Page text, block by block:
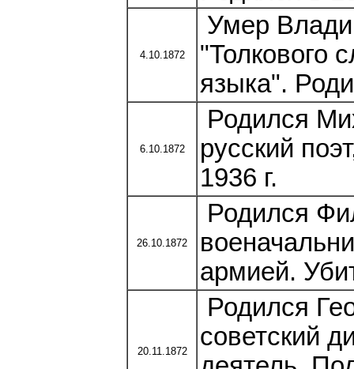
4.10.1872
Умер
"Толкового
языка".
6.10.1872
Родился
русский
1936 г.
26.10.1872
Родился
армией.
20.11.1872
Родился
советский